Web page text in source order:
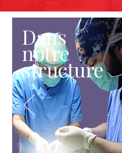
Dans
notre
structure